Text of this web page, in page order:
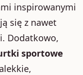
inspirowanymi
się z nawet
Dodatkowo,
sportowe